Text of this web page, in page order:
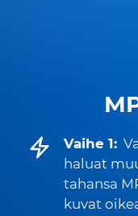
Vaihe 1:
haluat
tahansa
kuvat